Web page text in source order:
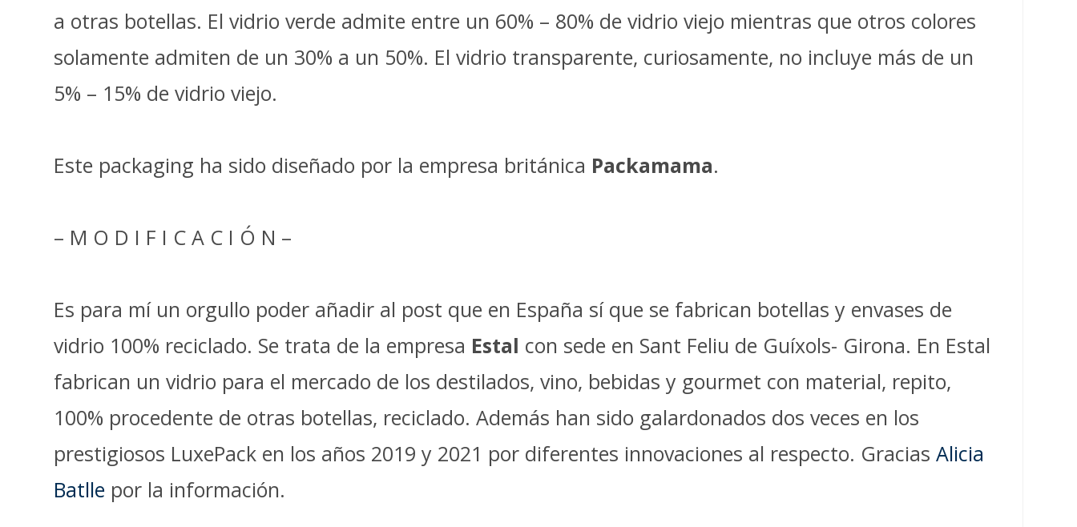
a otras botellas. El vidrio verde admite entre un 60% – 80% de vidrio viejo mientras que otros colores
solamente admiten de un 30% a un 50%. El vidrio transparente, curiosamente, no incluye más de un
5% – 15% de vidrio viejo.
Este packaging ha sido diseñado por la empresa británica Packamama.
– M O D I F I C A C I Ó N –
Es para mí un orgullo poder añadir al post que en España sí que se fabrican botellas y envases de
vidrio 100% reciclado. Se trata de la empresa Estal con sede en Sant Feliu de Guíxols- Girona. En Estal
fabrican un vidrio para el mercado de los destilados, vino, bebidas y gourmet con material, repito,
100% procedente de otras botellas, reciclado. Además han sido galardonados dos veces en los
prestigiosos LuxePack en los años 2019 y 2021 por diferentes innovaciones al respecto. GraciasAlicia
Batlle por la información.